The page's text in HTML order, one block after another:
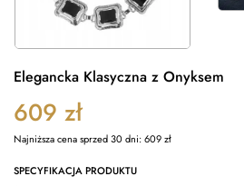
Elegancka Klasyczna z Onyksem
609 zł
Najniższa cena sprzed 30 dni:609zł
SPECYFIKACJA PRODUKTU